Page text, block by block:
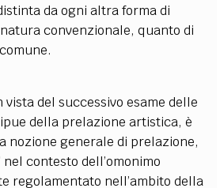
da ogni altra forma di
convenzionale, quanto di
del successivo esame delle
della prelazione artistica, è
nozione generale di prelazione,
contesto dell’omonimo
regolamentato nell’ambito della